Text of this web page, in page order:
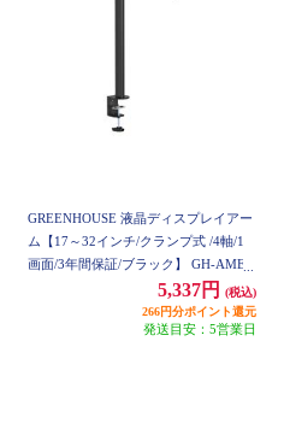
GREENHOUSE 液晶ディスプレイアー
ム【17～32インチ/クランプ式 /4軸/1
画面/3年間保証/ブラック】 GH-AMEL
5,337円
(税込)
266円分ポイント還元
発送目安：5営業日